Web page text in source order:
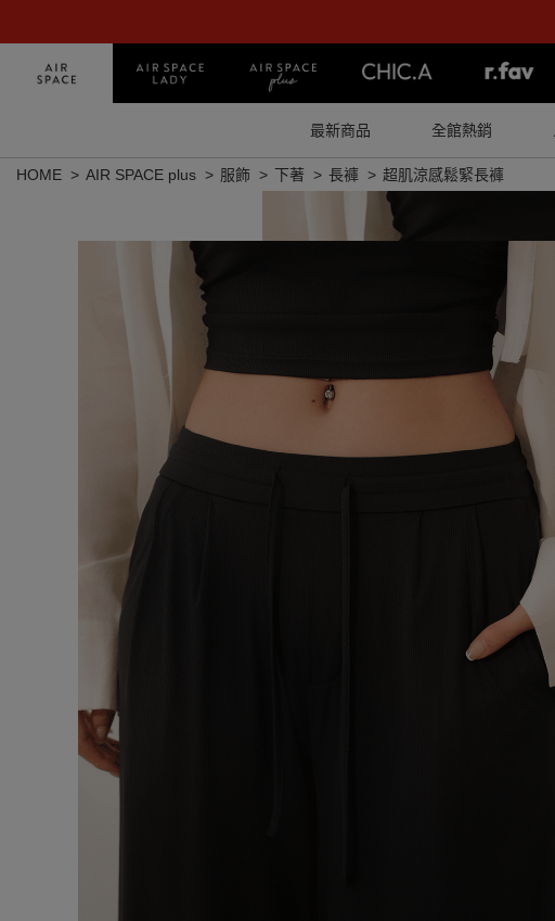
最新商品 全館熱銷
HOME AIR SPACE plus 服飾 下著 長褲 超肌涼感鬆緊長褲